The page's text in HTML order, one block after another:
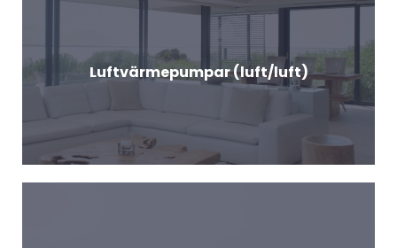
Luftvärmepumpar (luft/luft)